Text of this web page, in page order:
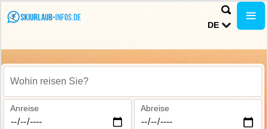
DE
Wohin reisen Sie?
Anreise Abreise